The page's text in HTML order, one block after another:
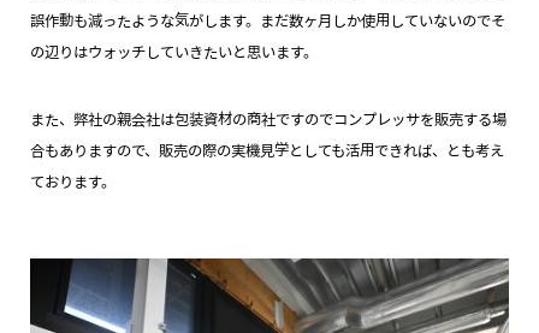
誤作動も減ったような気がします。まだ数ヶ月しか使用していないのでそ
の辺りはウォッチしていきたいと思います。
また、弊社の親会社は包装資材の商社ですのでコンプレッサを販売する場
合もありますので、販売の際の実機見学としても活用できれば、とも考え
ております。